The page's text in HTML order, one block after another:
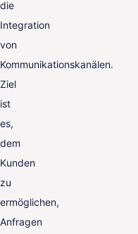
die
Integration
von
Kommunikationskanälen.
Ziel
ist
es,
dem
Kunden
zu
ermöglichen,
Anfragen